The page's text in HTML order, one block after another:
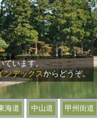
ています。
ンデックスからどうぞ。